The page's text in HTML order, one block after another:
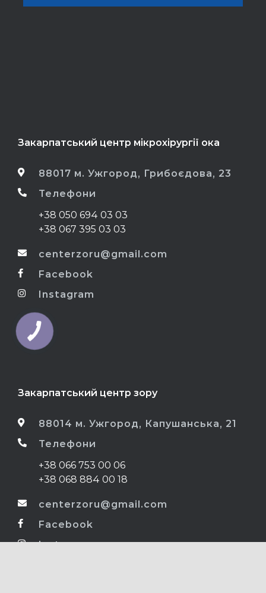
Закарпатський центр мікрохірургії ока
88017 м. Ужгород, Грибоєдова, 23
Телефони
+38 050 694 03 03
+38 067 395 03 03
centerzoru@gmail.com
Facebook
Instagram
Закарпатський центр зору
88014 м. Ужгород, Капушанська, 21
Телефони
+38 066 753 00 06
+38 068 884 00 18
centerzoru@gmail.com
Facebook
Instagram